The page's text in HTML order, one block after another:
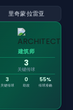
里奇蒙·拉雷亚
建筑师
3
关键传球
3
关键传球
0
助攻
55%
传球准确